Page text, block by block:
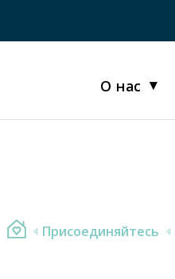
О нас
Присоединяйтесь